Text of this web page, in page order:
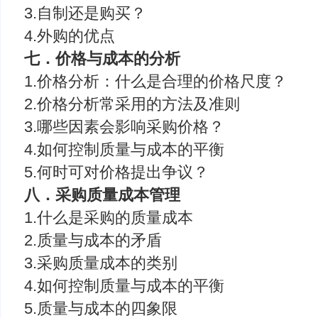
3.自制还是购买？
4.外购的优点
七．价格与成本的分析
1.价格分析：什么是合理的价格尺度？
2.价格分析常采用的方法及准则
3.哪些因素会影响采购价格？
4.如何控制质量与成本的平衡
5.何时可对价格提出争议？
八．采购质量成本管理
1.什么是采购的质量成本
2.质量与成本的矛盾
3.采购质量成本的类别
4.如何控制质量与成本的平衡
5.质量与成本的四象限